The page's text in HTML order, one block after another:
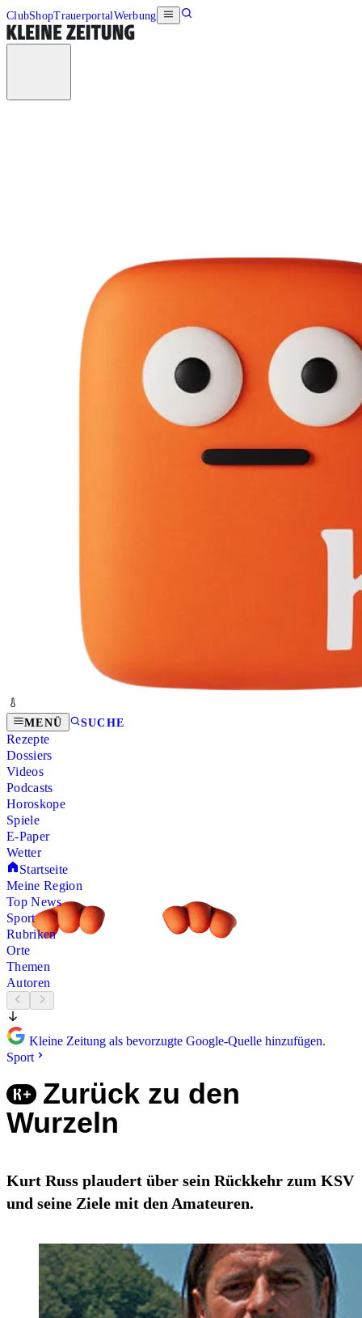
ClubShopTrauerportalWerbung
MENÜ SUCHE
Rezepte
Dossiers
Videos
Podcasts
Horoskope
Spiele
E-Paper
Wetter
Startseite
Meine Region
Top News
Sport
Rubriken
Orte
Themen
Autoren
Kleine Zeitung als bevorzugte Google-Quelle hinzufügen.
Sport
Zurück zu den
Wurzeln
Kurt Russ plaudert über sein Rückkehr zum KSV
und seine Ziele mit den Amateuren.